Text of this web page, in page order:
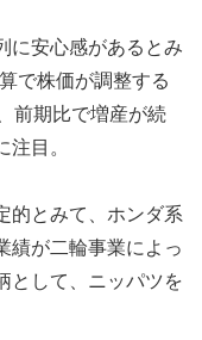
に安心感があるとみ
で株価が調整する
前期比で増産が続
目。
的とみて、ホンダ系
績が二輪事業によっ
として、ニッパツを